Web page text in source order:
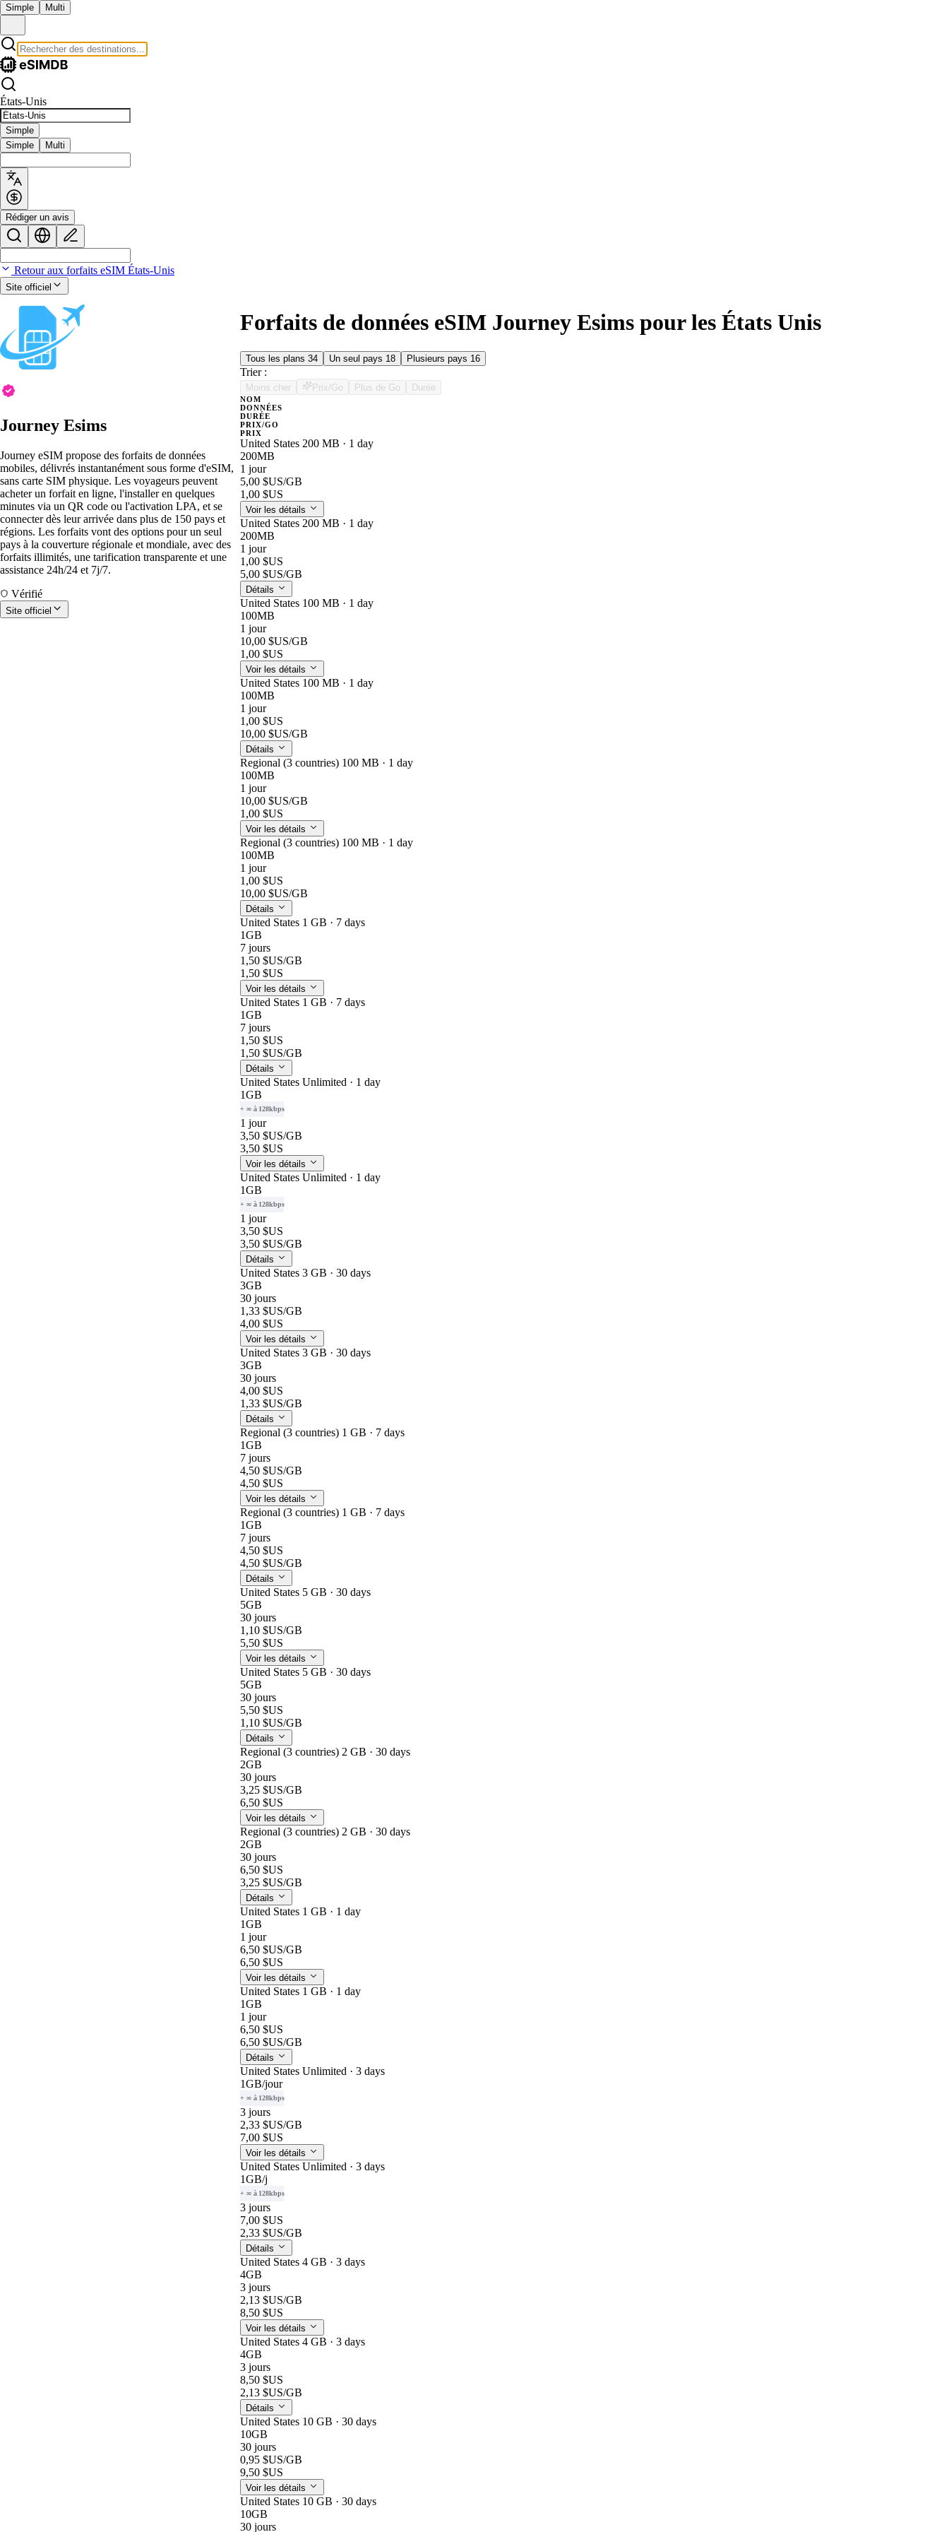
Simple Multi
États-Unis
Simple
Simple
Multi
Rédiger un avis
Retour aux forfaits eSIM États-Unis
Site officiel
Journey Esims
Journey eSIM propose des forfaits de données
mobiles, délivrés instantanément sous forme d'eSIM,
sans carte SIM physique. Les voyageurs peuvent
acheter un forfait en ligne, l'installer en quelques
minutes via un QR code ou l'activation LPA, et se
connecter dès leur arrivée dans plus de 150 pays et
régions. Les forfaits vont des options pour un seul
pays à la couverture régionale et mondiale, avec des
forfaits illimités, une tarification transparente et une
assistance 24h/24 et 7j/7.
Vérifié
Site officiel
Forfaits de données eSIM Journey Esims pour les États Unis
Tous les plans 34 Un seul pays 18 Plusieurs pays 16
Trier :
Moins cher Prix/Go Plus de Go Durée
NOM
DONNÉES
DURÉE
PRIX/GO
PRIX
United States 200 MB · 1 day
200MB
1 jour
5,00 $US/GB
1,00 $US
Voir les détails
United States 200 MB · 1 day
200MB
1 jour
1,00 $US
5,00 $US/GB
Détails
United States 100 MB · 1 day
100MB
1 jour
10,00 $US/GB
1,00 $US
Voir les détails
United States 100 MB · 1 day
100MB
1 jour
1,00 $US
10,00 $US/GB
Détails
Regional (3 countries) 100 MB · 1 day
100MB
1 jour
10,00 $US/GB
1,00 $US
Voir les détails
Regional (3 countries) 100 MB · 1 day
100MB
1 jour
1,00 $US
10,00 $US/GB
Détails
United States 1 GB · 7 days
1GB
7 jours
1,50 $US/GB
1,50 $US
Voir les détails
United States 1 GB · 7 days
1GB
7 jours
1,50 $US
1,50 $US/GB
Détails
United States Unlimited · 1 day
1GB
+ ∞ à 128kbps
1 jour
3,50 $US/GB
3,50 $US
Voir les détails
United States Unlimited · 1 day
1GB
+ ∞ à 128kbps
1 jour
3,50 $US
3,50 $US/GB
Détails
United States 3 GB · 30 days
3GB
30 jours
1,33 $US/GB
4,00 $US
Voir les détails
United States 3 GB · 30 days
3GB
30 jours
4,00 $US
1,33 $US/GB
Détails
Regional (3 countries) 1 GB · 7 days
1GB
7 jours
4,50 $US/GB
4,50 $US
Voir les détails
Regional (3 countries) 1 GB · 7 days
1GB
7 jours
4,50 $US
4,50 $US/GB
Détails
United States 5 GB · 30 days
5GB
30 jours
1,10 $US/GB
5,50 $US
Voir les détails
United States 5 GB · 30 days
5GB
30 jours
5,50 $US
1,10 $US/GB
Détails
Regional (3 countries) 2 GB · 30 days
2GB
30 jours
3,25 $US/GB
6,50 $US
Voir les détails
Regional (3 countries) 2 GB · 30 days
2GB
30 jours
6,50 $US
3,25 $US/GB
Détails
United States 1 GB · 1 day
1GB
1 jour
6,50 $US/GB
6,50 $US
Voir les détails
United States 1 GB · 1 day
1GB
1 jour
6,50 $US
6,50 $US/GB
Détails
United States Unlimited · 3 days
1GB/jour
+ ∞ à 128kbps
3 jours
2,33 $US/GB
7,00 $US
Voir les détails
United States Unlimited · 3 days
1GB/j
+ ∞ à 128kbps
3 jours
7,00 $US
2,33 $US/GB
Détails
United States 4 GB · 3 days
4GB
3 jours
2,13 $US/GB
8,50 $US
Voir les détails
United States 4 GB · 3 days
4GB
3 jours
8,50 $US
2,13 $US/GB
Détails
United States 10 GB · 30 days
10GB
30 jours
0,95 $US/GB
9,50 $US
Voir les détails
United States 10 GB · 30 days
10GB
30 jours